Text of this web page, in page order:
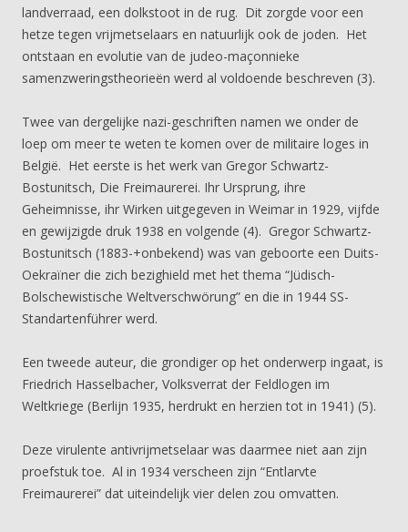
landverraad, een dolkstoot in de rug. Dit zorgde voor een
hetze tegen vrijmetselaars en natuurlijk ook de joden. Het
ontstaan en evolutie van de judeo-maçonnieke
samenzweringstheorieën werd al voldoende beschreven (3).
Twee van dergelijke nazi-geschriften namen we onder de
loep om meer te weten te komen over de militaire loges in
België. Het eerste is het werk van Gregor Schwartz-
Bostunitsch, Die Freimaurerei. Ihr Ursprung, ihre
Geheimnisse, ihr Wirken uitgegeven in Weimar in 1929, vijfde
en gewijzigde druk 1938 en volgende (4). Gregor Schwartz-
Bostunitsch (1883-+onbekend) was van geboorte een Duits-
Oekraïner die zich bezighield met het thema “Jüdisch-
Bolschewistische Weltverschwörung” en die in 1944 SS-
Standartenführer werd.
Een tweede auteur, die grondiger op het onderwerp ingaat, is
Friedrich Hasselbacher, Volksverrat der Feldlogen im
Weltkriege (Berlijn 1935, herdrukt en herzien tot in 1941) (5).
Deze virulente antivrijmetselaar was daarmee niet aan zijn
proefstuk toe. Al in 1934 verscheen zijn “Entlarvte
Freimaurerei” dat uiteindelijk vier delen zou omvatten.